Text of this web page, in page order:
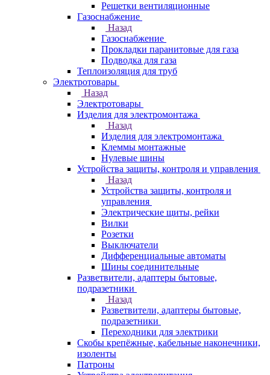
Решетки вентиляционные
Газоснабжение
Назад
Газоснабжение
Прокладки паранитовые для газа
Подводка для газа
Теплоизоляция для труб
Электротовары
Назад
Электротовары
Изделия для электромонтажа
Назад
Изделия для электромонтажа
Клеммы монтажные
Нулевые шины
Устройства защиты, контроля и управления
Назад
Устройства защиты, контроля и
управления
Электрические щиты, рейки
Вилки
Розетки
Выключатели
Дифференциальные автоматы
Шины соединительные
Разветвители, адаптеры бытовые,
подразетники
Назад
Разветвители, адаптеры бытовые,
подразетники
Переходники для электрики
Скобы крепёжные, кабельные наконечники,
изоленты
Патроны